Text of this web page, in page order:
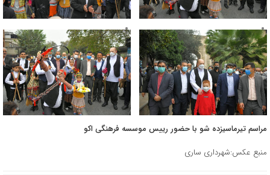
مراسم تیرماسیزده شو با حضور رییس موسسه فرهنگی اکو
منبع عکس:شهرداری ساری